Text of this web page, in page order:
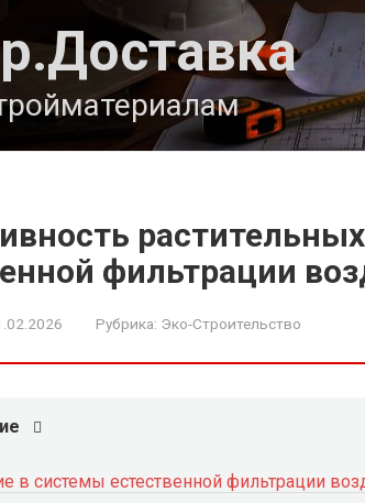
фильтрации
Рубрика: Эко-Строительство
в системы естественной фильтрации